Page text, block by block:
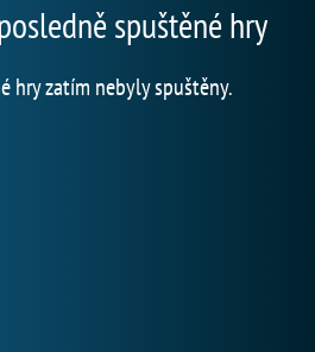
spuštěné hry
hry zatím nebyly spuštěny.